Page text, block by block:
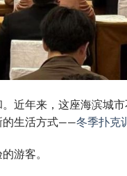
近年来，这座海滨城
的生活方式——冬季扑克
游客。